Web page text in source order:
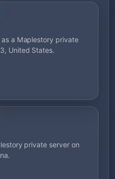
a Maplestory private
United States.
private server on